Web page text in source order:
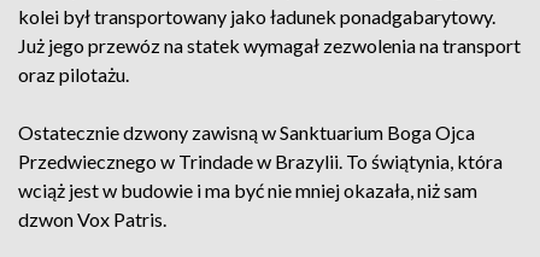
kolei był transportowany jako ładunek ponadgabarytowy.
Już jego przewóz na statek wymagał zezwolenia na transport
oraz pilotażu.
Ostatecznie dzwony zawisną w Sanktuarium Boga Ojca
Przedwiecznego w Trindade w Brazylii. To świątynia, która
wciąż jest w budowie i ma być nie mniej okazała, niż sam
dzwon Vox Patris.